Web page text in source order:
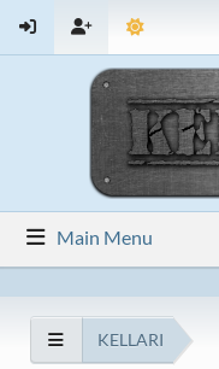
Main Menu
KELLARI